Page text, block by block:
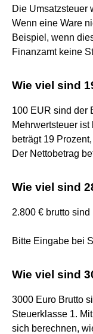
Die Umsatzsteuer
Wenn eine Ware
Beispiel, wenn
Finanzamt keine
Wie viel sind
100 EUR sind der
Mehrwertsteuer
beträgt 19
Der Nettobetrag
Wie viel sind
2.800 € brutto sind
Bitte Eingabe bei
Wie viel sind
3000 Euro Brutto
Steuerklasse 1.
sich berechnen,